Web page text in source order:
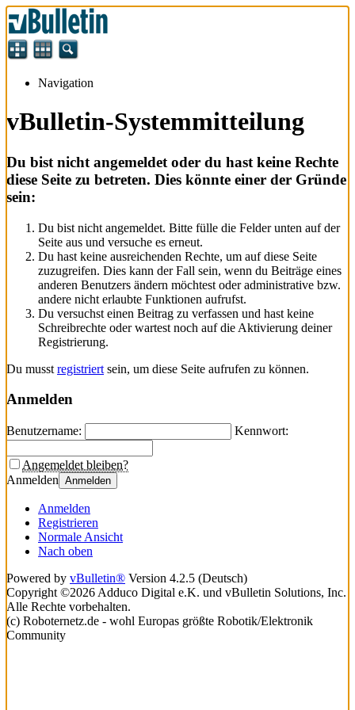
Navigation
vBulletin-Systemmitteilung
Du bist nicht angemeldet oder du hast keine Rechte
diese Seite zu betreten. Dies könnte einer der Gründe
sein:
Du bist nicht angemeldet. Bitte fülle die Felder unten auf der
Seite aus und versuche es erneut.
Du hast keine ausreichenden Rechte, um auf diese Seite
zuzugreifen. Dies kann der Fall sein, wenn du Beiträge eines
anderen Benutzers ändern möchtest oder administrative bzw.
andere nicht erlaubte Funktionen aufrufst.
Du versuchst einen Beitrag zu verfassen und hast keine
Schreibrechte oder wartest noch auf die Aktivierung deiner
Registrierung.
Du musst registriert sein, um diese Seite aufrufen zu können.
Anmelden
Benutzername: Kennwort:
Angemeldet bleiben?
Anmelden Anmelden
Anmelden
Registrieren
Normale Ansicht
Nach oben
Powered by vBulletin® Version 4.2.5 (Deutsch)
Copyright ©2026 Adduco Digital e.K. und vBulletin Solutions, Inc.
Alle Rechte vorbehalten.
(c) Roboternetz.de - wohl Europas größte Robotik/Elektronik
Community